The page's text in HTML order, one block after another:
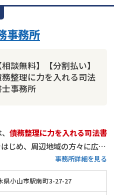
破産
任意整理
用
ーン
消費者金融・サラ金
相談無料】【分割払い】
整理に力を入れる司法
士事務所
事務所
債務整理に力を入れる司法書
じめ、周辺地域の方々に広く
を超えました。
に比べ、比較的リーズナブル
います。減額報酬はいただいて
事務所詳細を見る
県小山市駅南町3-27-27